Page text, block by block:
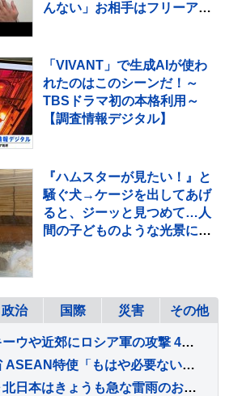
んない」お相手はフリーアナ
「VIVANT」で生成AIが使わ
れたのはこのシーンだ！～
TBSドラマ初の本格利用～
【調査情報デジタル】
『ハムスターが見たい！』と
騒ぐ犬→ケージを出してあげ
ると、ジーッと見つめて…人
間の子どものような光景に反
政治 国際 災害 その他
ウクライナ首都キーウや近郊にロシア軍の攻撃 4人死亡
ミャンマー外務省 ASEAN特使「もはや必要ない」アウン・サン・スー・チー氏の釈放は「法律によってのみ行われる」
今日の天気 東～北日本はきょうも急な雷雨のおそれ 短時間で道路が冠水するほどの降り方に 台風15号はあさって11日（火・祝）ごろ東北に上陸か